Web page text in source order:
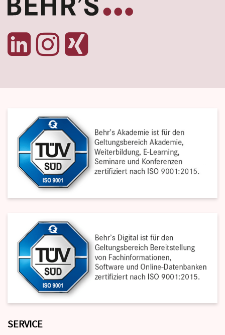
SERVICE